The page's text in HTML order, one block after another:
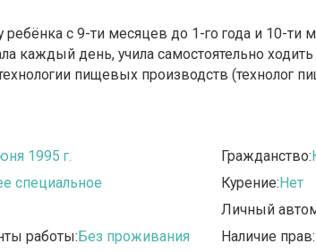
с 9-ти месяцев до 1-го года и 10-ти
каждый день, учила самостоятельно
пищевых производств (технолог
1995 г.
специальное
работы:Без проживания
Гражданство:
Курение:Нет
Личный
Наличие прав: